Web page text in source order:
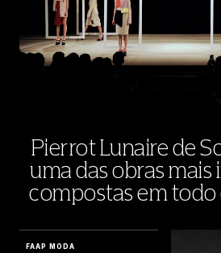
Pierrot Lunaire de
uma das obras
compostas em todo
FAAP MODA